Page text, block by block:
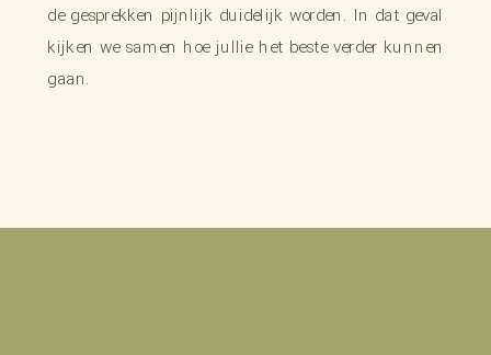
de gesprekken pijnlijk duidelijk worden. In dat geval
kijken we samen hoe jullie het beste verder kunnen
gaan.